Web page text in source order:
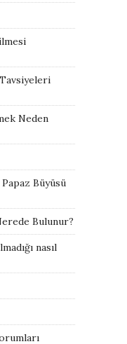
Neden
Büyüsü
Bulunur?
nasıl